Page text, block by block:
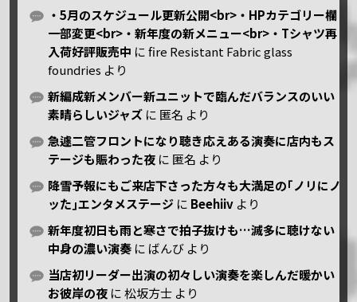
・5月のスケジュール更新公開<br>・HPカテゴリー欄
一部変更<br>・新年度の新メニュー<br>・Tシャツ再
入荷好評販売中 にfire Resistant Fabric glass
foundries より
新編成新メンバー新ユニットで臨んだバランスのいい
素晴らしいジャズ に 匿名 より
急遽二管フロントになり聴き応えある演奏に店内もス
テージも賑わった夜 に 匿名 より
降雪予報にもご来店下さった方々も大満足の｢ノリにノ
ッた｣エンタメステージ に Beehiiv より
新年度初日も雨と寒さで拍子抜けも…滅多に聴けない
中身の濃い演奏 に ばんび より
当店初リーダー出演の初々しい演奏を楽しんだ暖かい
お彼岸の夜 に松坂方士 より